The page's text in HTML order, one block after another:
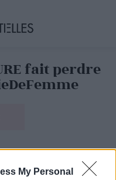
My Personal
fait perdre
ancienne danseuse
dans une interview